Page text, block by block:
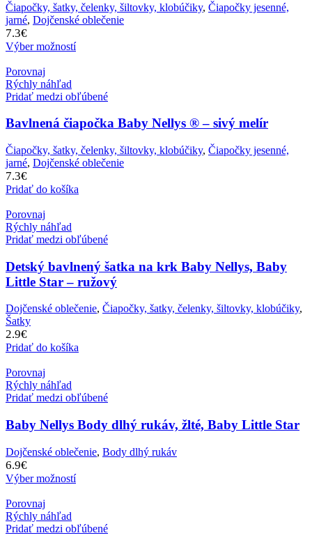
Čiapočky, šatky, čelenky, šiltovky, klobúčiky, Čiapočky jesenné,
jarné, Dojčenské oblečenie
7.3€
Výber možností
Porovnaj
Rýchly náhľad
Pridať medzi obľúbené
Bavlnená čiapočka Baby Nellys ® – sivý melír
Čiapočky, šatky, čelenky, šiltovky, klobúčiky, Čiapočky jesenné,
jarné, Dojčenské oblečenie
7.3€
Pridať do košíka
Porovnaj
Rýchly náhľad
Pridať medzi obľúbené
Detský bavlnený šatka na krk Baby Nellys, Baby
Little Star – ružový
Dojčenské oblečenie, Čiapočky, šatky, čelenky, šiltovky, klobúčiky,
Šatky
2.9€
Pridať do košíka
Porovnaj
Rýchly náhľad
Pridať medzi obľúbené
Baby Nellys Body dlhý rukáv, žlté, Baby Little Star
Dojčenské oblečenie, Body dlhý rukáv
6.9€
Výber možností
Porovnaj
Rýchly náhľad
Pridať medzi obľúbené